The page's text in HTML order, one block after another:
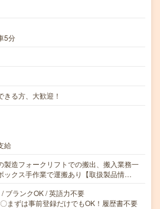
5分
きる方、大歓迎！
給
製造フォークリフトでの搬出、搬入業務一
ックス手作業で運搬あり【取扱製品情…
ブランクOK / 英語力不要
まずは事前登録だけでもOK！履歴書不要